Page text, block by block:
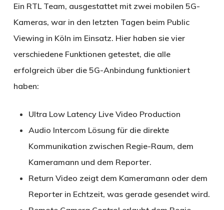
Ein RTL Team, ausgestattet mit zwei mobilen 5G-
Kameras, war in den letzten Tagen beim Public
Viewing in Köln im Einsatz. Hier haben sie vier
verschiedene Funktionen getestet, die alle
erfolgreich über die 5G-Anbindung funktioniert
haben:
Ultra Low Latency Live Video Production
Audio Intercom Lösung für die direkte
Kommunikation zwischen Regie-Raum, dem
Kameramann und dem Reporter.
Return Video zeigt dem Kameramann oder dem
Reporter in Echtzeit, was gerade gesendet wird.